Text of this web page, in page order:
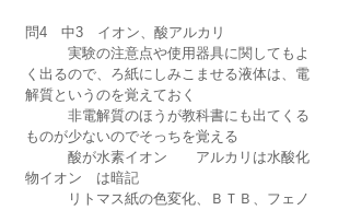
問4　中3　イオン、酸アルカリ
実験の注意点や使用器具に関してもよ
く出るので、ろ紙にしみこませる液体は、電
解質というのを覚えておく
非電解質のほうが教科書にも出てくる
ものが少ないのでそっちを覚える
酸が水素イオン　　アルカリは水酸化
物イオン　は暗記
リトマス紙の色変化、ＢＴＢ、フェノ